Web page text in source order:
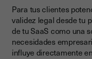
Para tus clientes
validez legal desde tu
de tu SaaS como una
necesidades
influye directamente